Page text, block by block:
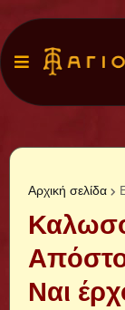
Αρχική σελίδα
Ναι